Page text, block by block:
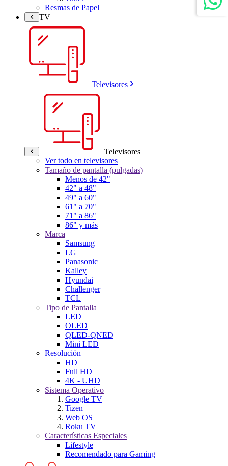
Resmas de Papel
TV
Televisores
Televisores
Ver todo en televisores
Tamaño de pantalla (pulgadas)
Menos de 42"
42" a 48"
49" a 60"
61" a 70"
71" a 86"
86" y más
Marca
Samsung
LG
Panasonic
Kalley
Hyundai
Challenger
TCL
Tipo de Pantalla
LED
OLED
QLED-QNED
Mini LED
Resolución
HD
Full HD
4K - UHD
Sistema Operativo
Google TV
Tizen
Web OS
Roku TV
Características Especiales
Lifestyle
Recomendado para Gaming